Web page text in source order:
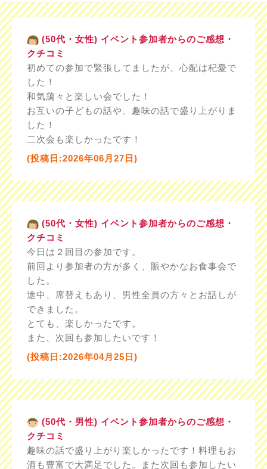
(50代・女性) イベント参加者からのご感想・
クチコミ
初めての参加で緊張してましたが、心配は杞憂で
した！
和気藹々と楽しい会でした！
お互いの子どもの話や、趣味の話で盛り上がりま
した！
二次会も楽しかったです！
(投稿日:2026年06月27日)
(50代・女性) イベント参加者からのご感想・
クチコミ
今日は２回目の参加です。
前回より参加者の方が多く、賑やかなお食事会で
した。
途中、席替えもあり、男性全員の方々とお話しが
できました。
とても、楽しかったです。
また、次回も参加したいです！
(投稿日:2026年04月25日)
(50代・男性) イベント参加者からのご感想・
クチコミ
趣味の話で盛り上がり楽しかったです！料理もお
酒も豊富で大満足でした。また次回も参加したい